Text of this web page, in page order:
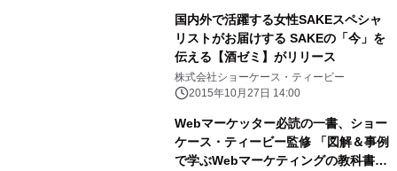
国内外で活躍する女性SAKEスペシャ
リストがお届けする SAKEの「今」を
伝える【酒ゼミ】がリリース
株式会社ショーケース・ティービー
2015年10月27日 14:00
Webマーケッター必読の一書、ショー
ケース・ティービー監修 「図解＆事例
で学ぶWebマーケティングの教科書」